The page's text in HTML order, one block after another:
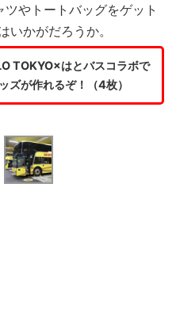
やトートバッグをゲット
いかがだろうか。
TOKYO×はとバスコラボで
ズが作れるぞ！（4枚）